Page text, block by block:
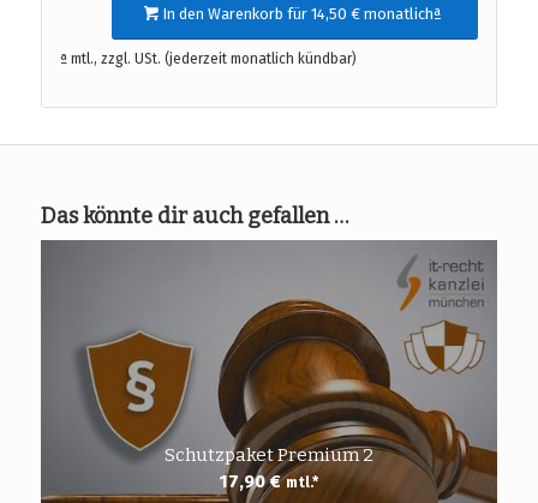
In den Warenkorb für 14,50 € monatlichª
ª mtl., zzgl. USt. (jederzeit monatlich kündbar)
Das könnte dir auch gefallen …
Schutzpaket Premium 2
17,90€ mtl.*